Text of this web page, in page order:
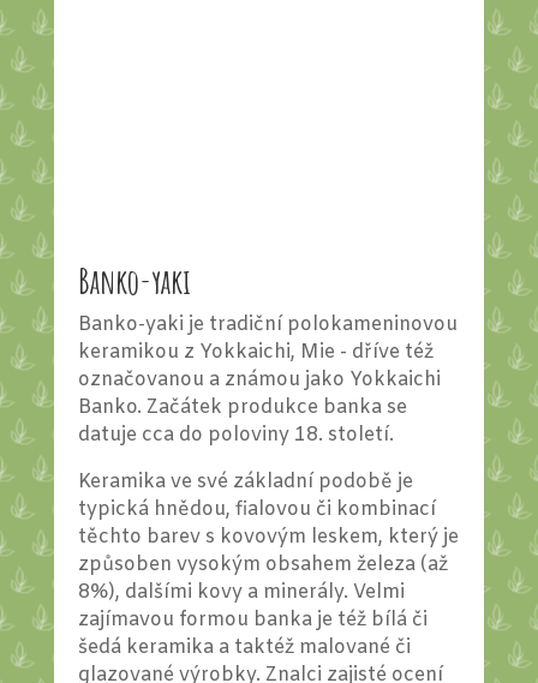
Banko-yaki
Banko-yaki je tradiční polokameninovou
keramikou z Yokkaichi, Mie - dříve též
označovanou a známou jako Yokkaichi
Banko. Začátek produkce banka se
datuje cca do poloviny 18. století.
Keramika ve své základní podobě je
typická hnědou, fialovou či kombinací
těchto barev s kovovým leskem, který je
způsoben vysokým obsahem železa (až
8%), dalšími kovy a minerály. Velmi
zajímavou formou banka je též bílá či
šedá keramika a taktéž malované či
glazované výrobky. Znalci zajisté ocení